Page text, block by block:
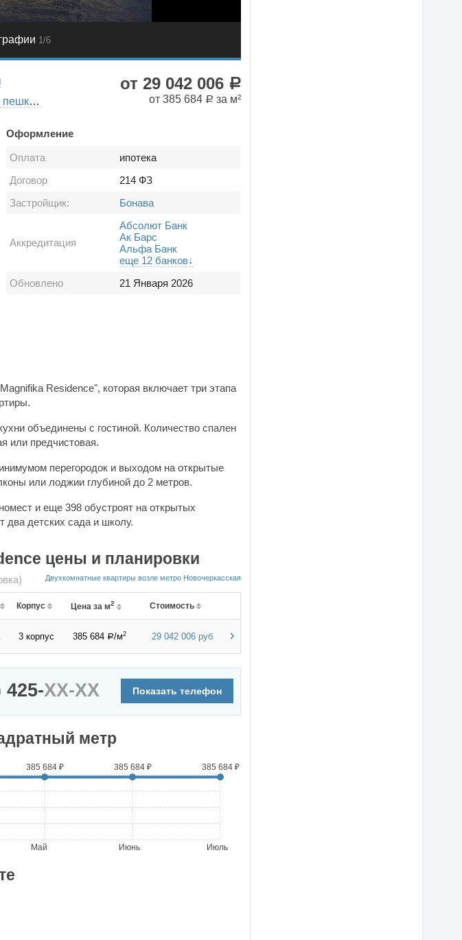
1/6
от 29 042 006 a
от 385 684 a за м²
(26 мин пешком)
Оформление
Оплата
ипотека
Договор
214 ФЗ
Застройщик:
Бонава
Аккредитация
Абсолют Банк
Ак Барс
Альфа Банк
еще 12 банков↓
Обновлено
21 Января 2026
Residence", которая включает три этапа
233 и 214 квартиры.
объединены с гостиной. Количество спален
или предчистовая.
перегородок и выходом на открытые
или лоджии глубиной до 2 метров.
два детских сада и школу.
цены и планировки
Двухкомнатные квартиры возле метро Новочеркасская
Корпус Цена за м2 Стоимость
3 корпус 385 684 a/м2 29 042 006 руб
425-XX-XX Показать телефон
метр
385 684 ₽ 385 684 ₽ 385 684 ₽
Май Июнь Июль